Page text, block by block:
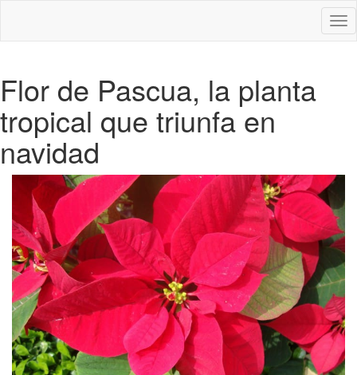
Flor de Pascua, la planta
tropical que triunfa en
navidad